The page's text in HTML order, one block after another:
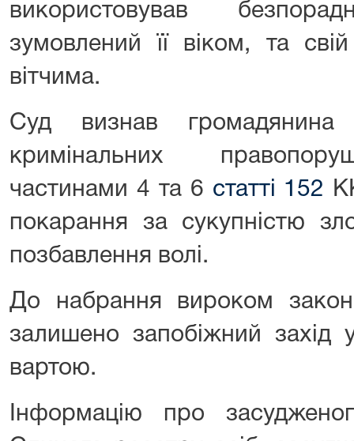
використовував
зумовлений її віком, та
вітчима.
Суд визнав
кримінальних
частинами 4 та 6 статті 152
покарання за сукупністю
позбавлення волі.
До набрання вироком
залишено запобіжний захід
вартою.
Інформацію про